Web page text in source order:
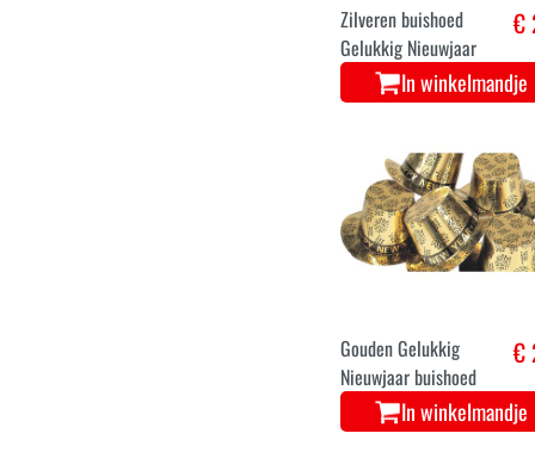
Zilveren buishoed
Gelukkig Nieuwjaar
€